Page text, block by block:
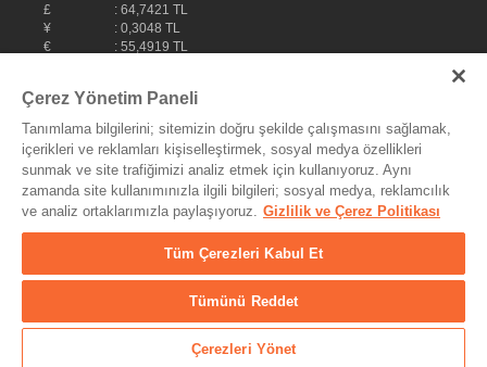
£
: 64,7421 TL
¥
: 0,3048 TL
€
: 55,4919 TL
Bilişim Teknolojileri,
© Copyright 2004 - 2026 MyDukkan Müzik Market Tic. ve San Ltd.
Şti. - Her Hakkı Saklıdır.
25.541
Çerez Yönetim Paneli
Tanımlama bilgilerini; sitemizin doğru şekilde çalışmasını sağlamak,
içerikleri ve reklamları kişiselleştirmek, sosyal medya özellikleri
sunmak ve site trafiğimizi analiz etmek için kullanıyoruz. Aynı
zamanda site kullanımınızla ilgili bilgileri; sosyal medya, reklamcılık
ve analiz ortaklarımızla paylaşıyoruz. Gizlilik ve Çerez Politikası
Tüm Çerezleri Kabul Et
Tümünü Reddet
Çerezleri Yönet